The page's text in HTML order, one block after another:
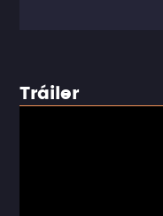
Tráiler